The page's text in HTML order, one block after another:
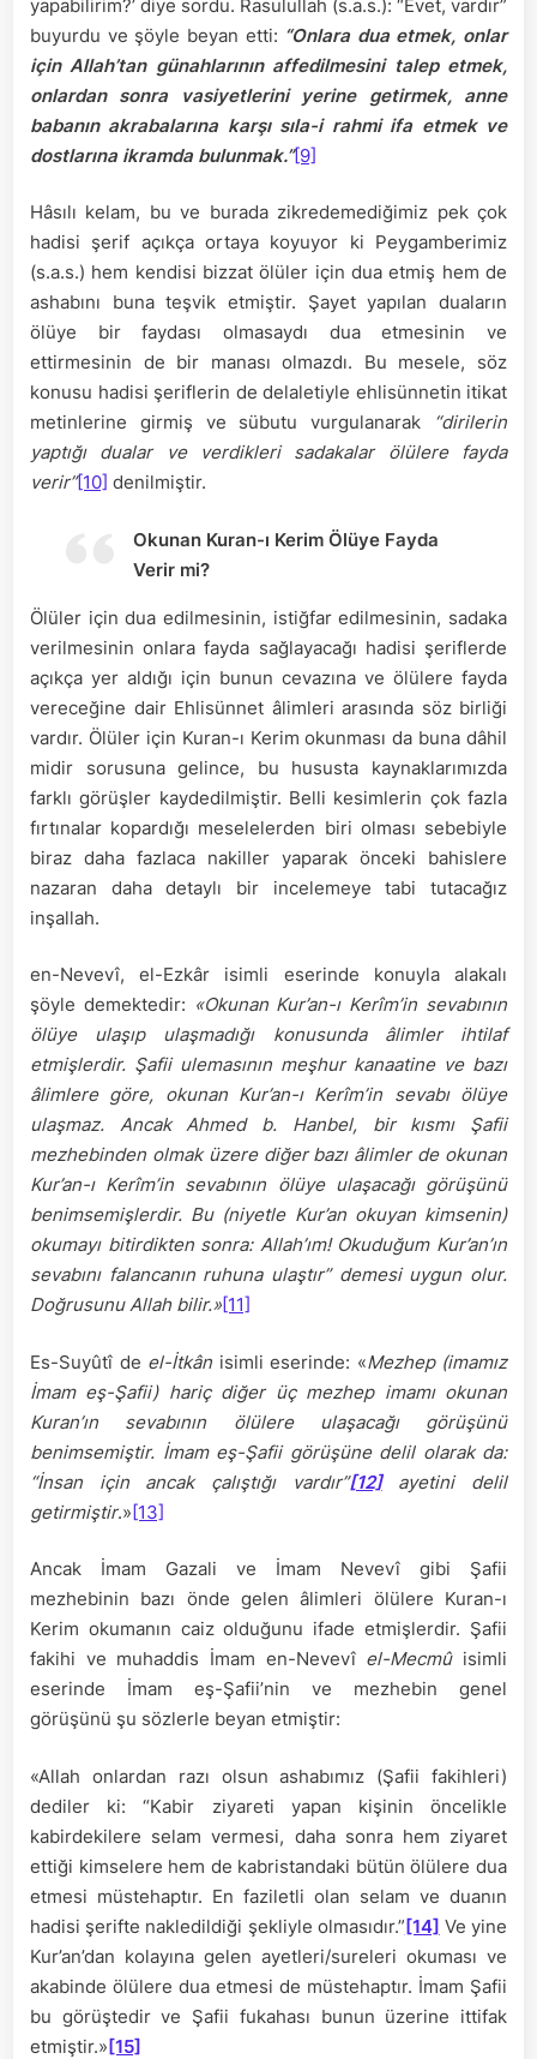
yapabilirim?’ diye sordu. Rasulullah (s.a.s.): “Evet, vardır”
buyurdu ve şöyle beyan etti: “Onlara dua etmek, onlar
için Allah’tan günahlarının affedilmesini talep etmek,
onlardan sonra vasiyetlerini yerine getirmek, anne
babanın akrabalarına karşı sıla-i rahmi ifa etmek ve
dostlarına ikramda bulunmak.”[9]
Hâsılı kelam, bu ve burada zikredemediğimiz pek çok
hadisi şerif açıkça ortaya koyuyor ki Peygamberimiz
(s.a.s.) hem kendisi bizzat ölüler için dua etmiş hem de
ashabını buna teşvik etmiştir. Şayet yapılan duaların
ölüye bir faydası olmasaydı dua etmesinin ve
ettirmesinin de bir manası olmazdı. Bu mesele, söz
konusu hadisi şeriflerin de delaletiyle ehlisünnetin itikat
metinlerine girmiş ve sübutu vurgulanarak
“dirilerin
yaptığı dualar ve verdikleri sadakalar ölülere fayda
verir”[10] denilmiştir.
Okunan Kuran-ı Kerim Ölüye Fayda
Verir mi?
Ölüler için dua edilmesinin, istiğfar edilmesinin, sadaka
verilmesinin onlara fayda sağlayacağı hadisi şeriflerde
açıkça yer aldığı için bunun cevazına ve ölülere fayda
vereceğine dair Ehlisünnet âlimleri arasında söz birliği
vardır. Ölüler için Kuran-ı Kerim okunması da buna dâhil
midir sorusuna gelince, bu hususta kaynaklarımızda
farklı görüşler kaydedilmiştir. Belli kesimlerin çok fazla
fırtınalar kopardığı meselelerden biri olması sebebiyle
biraz daha fazlaca nakiller yaparak önceki bahislere
nazaran daha detaylı bir incelemeye tabi tutacağız
inşallah.
en-Nevevî, el-Ezkâr isimli eserinde konuyla alakalı
şöyle demektedir: «Okunan Kur’an-ı Kerîm’in sevabının
ölüye ulaşıp ulaşmadığı konusunda âlimler ihtilaf
etmişlerdir. Şafii ulemasının meşhur kanaatine ve bazı
âlimlere göre, okunan Kur’an-ı Kerîm’in sevabı ölüye
ulaşmaz. Ancak Ahmed b. Hanbel, bir kısmı Şafii
mezhebinden olmak üzere diğer bazı âlimler de okunan
Kur’an-ı Kerîm’in sevabının ölüye ulaşacağı görüşünü
benimsemişlerdir. Bu (niyetle Kur’an okuyan kimsenin)
okumayı bitirdikten sonra: Allah’ım! Okuduğum Kur’an’ın
sevabını falancanın ruhuna ulaştır” demesi uygun olur.
Doğrusunu Allah bilir.»[11]
Es-Suyûtî de el-İtkân isimli eserinde: «Mezhep (imamız
İmam eş-Şafii) hariç diğer üç mezhep imamı okunan
Kuran’ın sevabının ölülere ulaşacağı görüşünü
benimsemiştir. İmam eş-Şafii görüşüne delil olarak da:
“İnsan için ancak çalıştığı vardır”[12]ayetini delil
getirmiştir.»[13]
Ancak İmam Gazali ve İmam Nevevî gibi Şafii
mezhebinin bazı önde gelen âlimleri ölülere Kuran-ı
Kerim okumanın caiz olduğunu ifade etmişlerdir. Şafii
fakihi ve muhaddis İmam en-Nevevî el-Mecmûisimli
eserinde İmam eş-Şafii’nin ve mezhebin genel
görüşünü şu sözlerle beyan etmiştir:
«Allah onlardan razı olsun ashabımız (Şafii fakihleri)
dediler ki: “Kabir ziyareti yapan kişinin öncelikle
kabirdekilere selam vermesi, daha sonra hem ziyaret
ettiği kimselere hem de kabristandaki bütün ölülere dua
etmesi müstehaptır. En faziletli olan selam ve duanın
hadisi şerifte nakledildiği şekliyle olmasıdır.”[14] Ve yine
Kur’an’dan kolayına gelen ayetleri/sureleri okuması ve
akabinde ölülere dua etmesi de müstehaptır. İmam Şafii
bu görüştedir ve Şafii fukahası bunun üzerine ittifak
etmiştir.»[15]